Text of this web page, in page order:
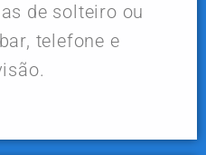
de solteiro ou
telefone e